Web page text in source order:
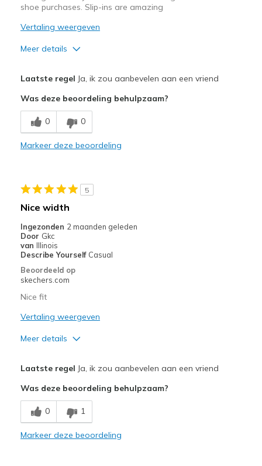
shoe purchases. Slip-ins are amazing
Vertaling weergeven
Meer details
Breathe Well
Comfortable
Casual Wear
Travel
Width
Sizing
View On Shoes
Laatste regel Ja, ik zou aanbevelen aan een vriend
Was deze beoordeling behulpzaam?
0 0
Markeer deze beoordeling
5
Nice width
Ingezonden 2 maanden geleden
Door Gkc
van Illinois
Describe Yourself Casual
Beoordeeld op
skechers.com
Nice fit
Vertaling weergeven
Meer details
Beste toepassingen
Casual Wear
Laatste regel Ja, ik zou aanbevelen aan een vriend
Was deze beoordeling behulpzaam?
0 1
Markeer deze beoordeling